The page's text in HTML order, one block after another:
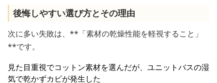
後悔しやすい選び方とその理由
次に多い失敗は、**「素材の乾燥性能を軽視すること」
**です。
見た目重視でコットン素材を選んだが、ユニットバスの湿
気で乾かずカビが発生した